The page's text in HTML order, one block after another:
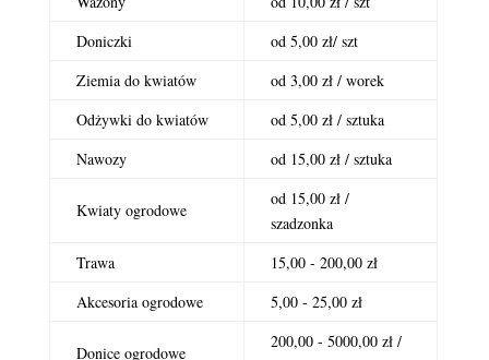
Doniczki
od 5,00 zł/ szt
Ziemia do kwiatów
od 3,00 zł / worek
Odżywki do kwiatów
od 5,00 zł / sztuka
Nawozy
od 15,00 zł / sztuka
Kwiaty ogrodowe
od 15,00 zł /
szadzonka
Trawa
15,00 - 200,00 zł
Akcesoria ogrodowe
5,00 - 25,00 zł
Donice ogrodowe
200,00 - 5000,00 zł /